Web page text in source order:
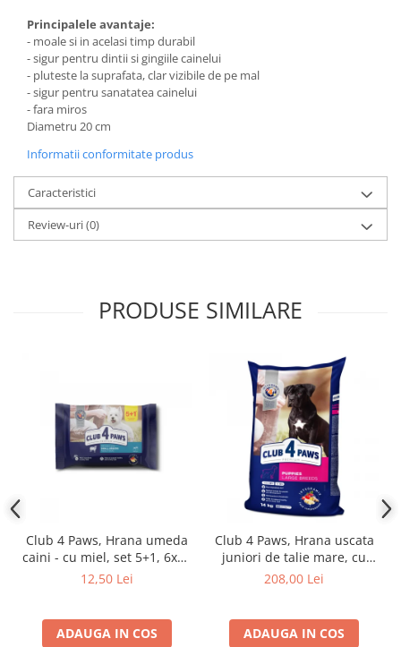
Principalele avantaje:
- moale si in acelasi timp durabil
- sigur pentru dintii si gingiile cainelui
- pluteste la suprafata, clar vizibile de pe mal
- sigur pentru sanatatea cainelui
- fara miros
Diametru 20 cm
Informatii conformitate produs
Caracteristici
Review-uri(0)
PRODUSE SIMILARE
Club 4 Paws, Hrana umeda
caini - cu miel, set 5+1, 6x80
g
12,50 Lei
ADAUGA IN COS
Club 4 Paws, Hrana uscata
juniori de talie mare, cu
pui, 14kg
208,00 Lei
ADAUGA IN COS